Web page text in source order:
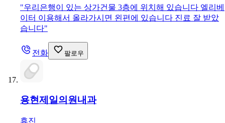
"우리은행이 있는 상가건물 3층에 위치해 있습니다 엘리베
이터 이용해서 올라가시면 왼편에 있습니다 진료 잘 받았
습니다"
전화 팔로우
용현제일의원내과
휴진